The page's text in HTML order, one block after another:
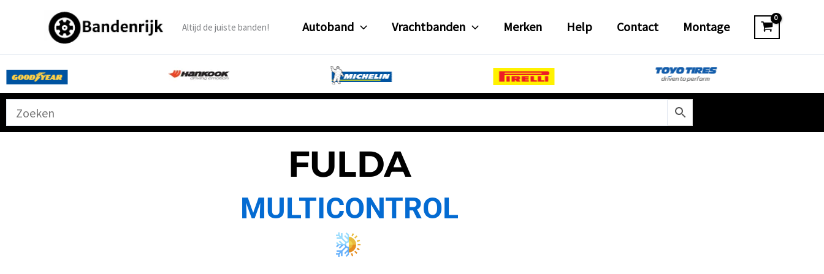
inhoud
Altijd de juiste banden! Autoband Vrachtbanden Merken Help Contact Montage
FULDA
MULTICONTROL